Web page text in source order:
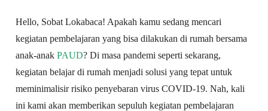
Hello, Sobat Lokabaca! Apakah kamu sedang mencari
kegiatan pembelajaran yang bisa dilakukan di rumah bersama
anak-anakPAUD? Di masa pandemi seperti sekarang,
kegiatan belajar di rumah menjadi solusi yang tepat untuk
meminimalisir risiko penyebaran virus COVID-19. Nah, kali
ini kami akan memberikan sepuluh kegiatan pembelajaran